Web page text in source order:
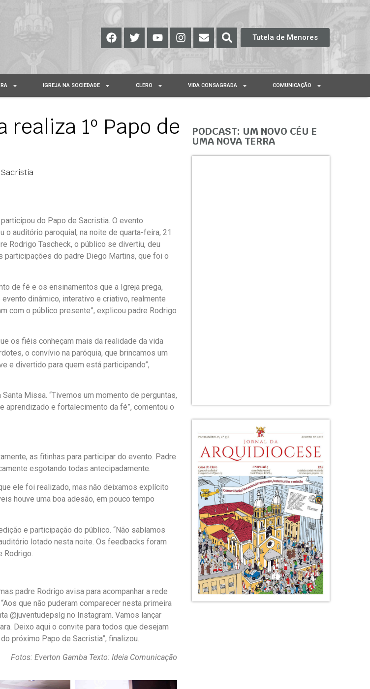
Tutela de Menores
IGREJA NA SOCIEDADE CLERO VIDA CONSAGRADA COMUNICAÇÃO
realiza 1º Papo de
do Papo de Sacristia. O evento
auditório paroquial, na noite de quarta-feira, 21
Rodrigo Tascheck, o público se divertiu, deu
participações do padre Diego Martins, que foi o
de fé e os ensinamentos que a Igreja prega,
dinâmico, interativo e criativo, realmente
com o público presente”, explicou padre Rodrigo
os fiéis conheçam mais da realidade da vida
o convívio na paróquia, que brincamos um
e divertido para quem está participando”,
Missa. “Tivemos um momento de perguntas,
aprendizado e fortalecimento da fé”, comentou o
as fitinhas para participar do evento. Padre
esgotando todas antecipadamente.
ele foi realizado, mas não deixamos explícito
houve uma boa adesão, em pouco tempo
e participação do público. “Não sabíamos
lotado nesta noite. Os feedbacks foram
Rodrigo.
padre Rodrigo avisa para acompanhar a rede
que não puderam comparecer nesta primeira
@juventudepslg no Instagram. Vamos lançar
Deixo aqui o convite para todos que desejam
próximo Papo de Sacristia”, finalizou.
Fotos: Everton Gamba Texto: Ideia Comunicação
PODCAST: UM NOVO CÉU E
UMA NOVA TERRA